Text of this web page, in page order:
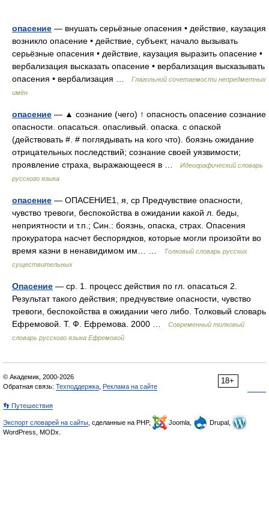
опасение — внушать серьёзные опасения • действие, каузация
возникло опасение • действие, субъект, начало вызывать
серьёзные опасения • действие, каузация выразить опасение •
вербализация высказать опасение • вербализация высказывать
опасения • вербализация …
Глагольной сочетаемости непредметных
имён
опасение — ▲ сознание (чего) ↑ опасность опасение сознание
опасности. опасаться. опасливый. опаска. с опаской
(действовать #. # поглядывать на кого что). боязнь ожидание
отрицательных последствий; сознание своей уязвимости;
проявление страха, выражающееся в …
Идеографический словарь
русского языка
опасение — ОПАСЕНИЕ1, я, ср Предчувствие опасности,
чувство тревоги, беспокойства в ожидании какой л. беды,
неприятности и т.п.; Син.: боязнь, опаска, страх. Опасения
прокуратора насчет беспорядков, которые могли произойти во
время казни в ненавидимом им… …
Толковый словарь русских
существительных
Опасение — ср. 1. процесс действия по гл. опасаться 2.
Результат такого действия; предчувствие опасности, чувство
тревоги, беспокойства в ожидании чего либо. Толковый словарь
Ефремовой. Т. Ф. Ефремова. 2000 …
Современный толковый
словарь русского языка Ефремовой
18+
© Академик, 2000-2026
Обратная связь: Техподдержка Реклама на сайте
👣 Путешествия
Экспорт словарей на сайты , сделанные на PHP, Joomla,
Drupal,
WordPress, MODx.